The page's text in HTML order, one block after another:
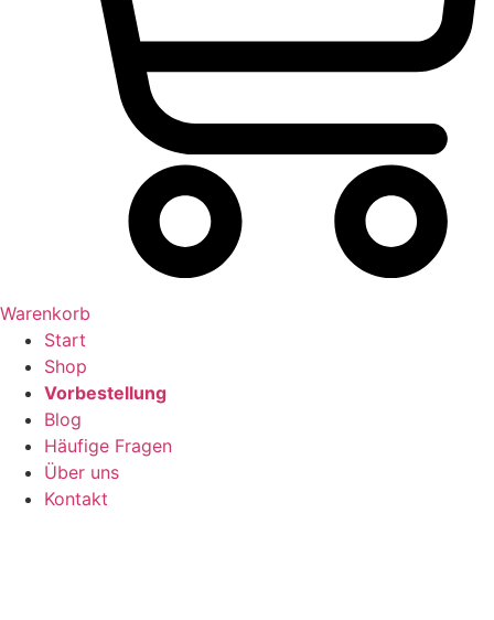
Warenkorb
Start
Shop
Vorbestellung
Blog
Häufige Fragen
Über uns
Kontakt